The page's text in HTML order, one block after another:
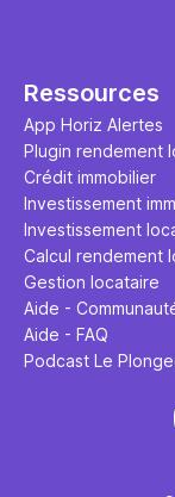
Ressources
App Horiz Alertes
Plugin rendement
Crédit immobilier
Investissement
Investissement
Calcul rendement
Gestion locataire
Aide -
Aide - FAQ
Podcast Le